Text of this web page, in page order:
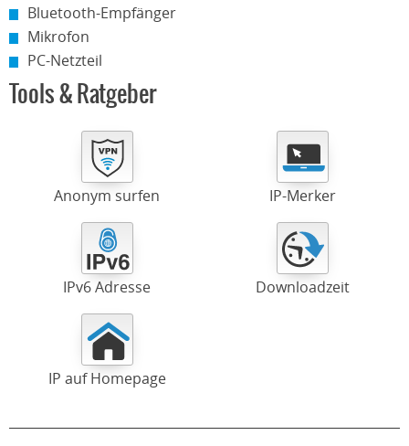
Bluetooth-Empfänger
Mikrofon
PC-Netzteil
Tools & Ratgeber
Anonym surfen IP-Merker
IPv6 Adresse Downloadzeit
IP auf Homepage